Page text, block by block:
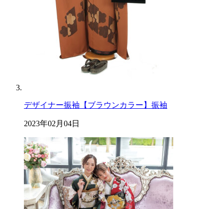
デザイナー振袖【ブラウンカラー】振袖
2023年02月04日